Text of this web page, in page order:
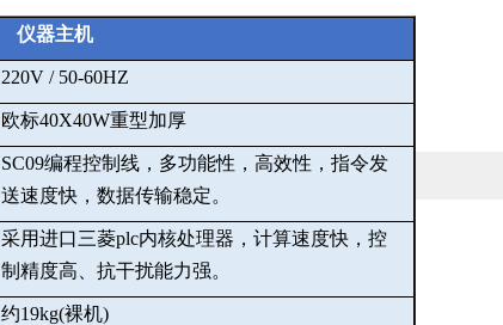
仪器主机
220V / 50-60HZ
欧标40X40W重型加厚
SC09编程控制线，多功能性，高效性，指令发
送速度快，数据传输稳定。
采用进口三菱plc内核处理器，计算速度快，控
制精度高、抗干扰能力强。
约19kg(裸机)